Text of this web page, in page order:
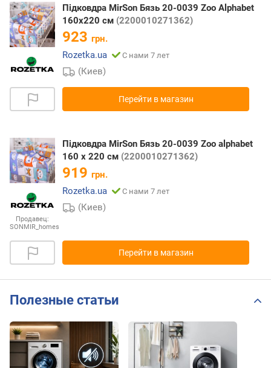
Підковдра MirSon Бязь 20-0039 Zoo Alphabet
160х220 см (2200010271362)
923 грн.
Rozetka.ua
С нами 7 лет
(Киев)
Перейти в магазин
Продавец:
SONMIR_homes
Підковдра MirSon Бязь 20-0039 Zoo alphabet
160 x 220 см (2200010271362)
919 грн.
Rozetka.ua
С нами 7 лет
(Киев)
Перейти в магазин
Полезные статьи